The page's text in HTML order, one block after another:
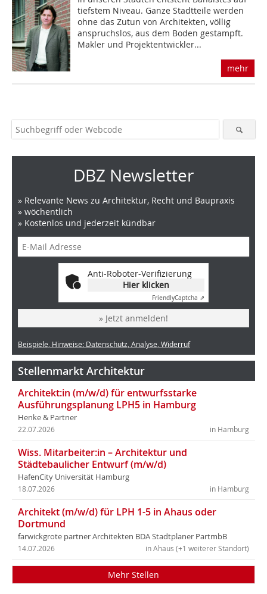
tiefstem Niveau. Ganze Stadtteile werden
ohne das Zutun von Architekten, völlig
anspruchslos, aus dem Boden gestampft.
Makler und Projektentwickler...
mehr
DBZ Newsletter
» Relevante News zu Architektur, Recht und Baupraxis
» wöchentlich
» Kostenlos und jederzeit kündbar
Anti-Roboter-Verifizierung
Hier klicken
FriendlyCaptcha ⇗
» Jetzt anmelden!
Beispiele, Hinweise: Datenschutz, Analyse, Widerruf
Stellenmarkt Architektur
Architekt:in (m/w/d) für entwurfsstarke
Ausführungsplanung LPH5 in Hamburg
Henke & Partner
in Hamburg
22.07.2026
Wiss. Mitarbeiter:in – Architektur und
Städtebaulicher Entwurf (m/w/d)
HafenCity Universität Hamburg
in Hamburg
18.07.2026
Architekt (m/w/d) für LPH 1-5 in Ahaus oder
Dortmund
farwickgrote partner Architekten BDA Stadtplaner PartmbB
in Ahaus (+1 weiterer Standort)
14.07.2026
Mehr Stellen